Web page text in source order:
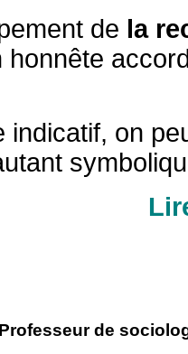
de la
honnête
on peut
Professeur de